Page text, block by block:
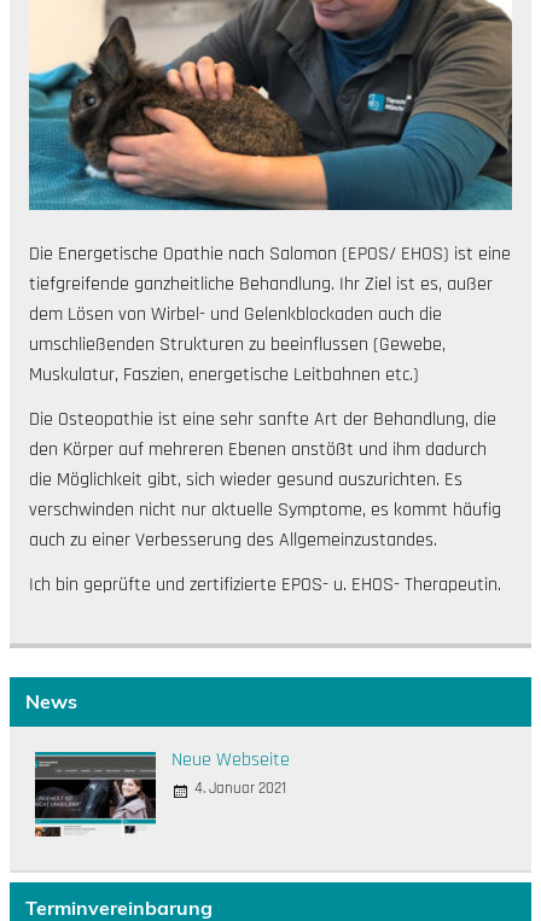
Die Energetische Opathie nach Salomon (EPOS/ EHOS) ist eine
tiefgreifende ganzheitliche Behandlung. Ihr Ziel ist es, außer
dem Lösen von Wirbel- und Gelenkblockaden auch die
umschließenden Strukturen zu beeinflussen (Gewebe,
Muskulatur, Faszien, energetische Leitbahnen etc.)
Die Osteopathie ist eine sehr sanfte Art der Behandlung, die
den Körper auf mehreren Ebenen anstößt und ihm dadurch
die Möglichkeit gibt, sich wieder gesund auszurichten. Es
verschwinden nicht nur aktuelle Symptome, es kommt häufig
auch zu einer Verbesserung des Allgemeinzustandes.
Ich bin geprüfte und zertifizierte EPOS- u. EHOS- Therapeutin.
News
Neue Webseite
4. Januar 2021
Terminvereinbarung